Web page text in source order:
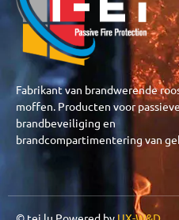
Fabrikant van brandwerende
moffen. Producten voor
brandbeveiliging en
brandcompartimentering van